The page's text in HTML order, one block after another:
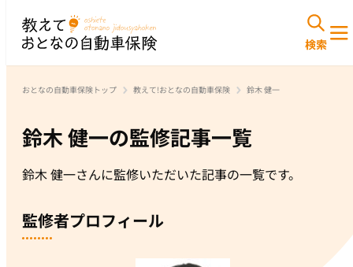
おとなの自動車保険トップ 教えて!おとなの自動車保険 鈴木 健一
鈴木 健一の監修記事一覧
鈴木 健一さんに監修いただいた記事の一覧です。
監修者プロフィール